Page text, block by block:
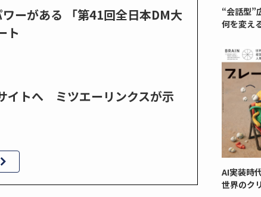
ーがある 「第41回全日本DM大
ト
イトへ ミツエーリンクスが示
“会話型”
何を変え
AI実装時
世界のク